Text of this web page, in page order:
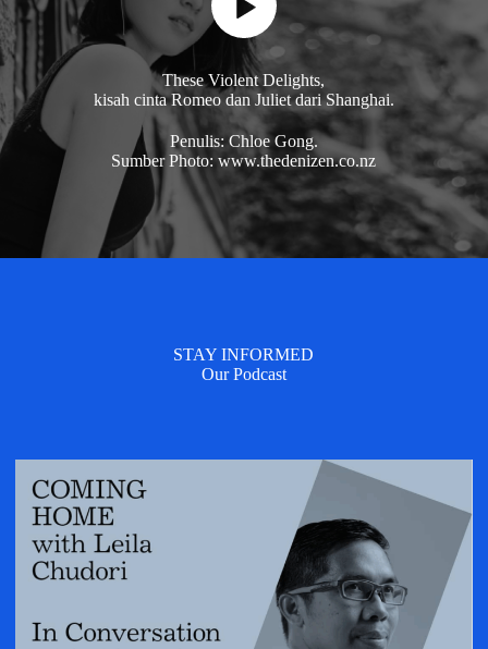
These Violent Delights,
kisah cinta Romeo dan Juliet dari Shanghai.
Penulis: Chloe Gong.
Sumber Photo: www.thedenizen.co.nz
STAY INFORMED
Our Podcast